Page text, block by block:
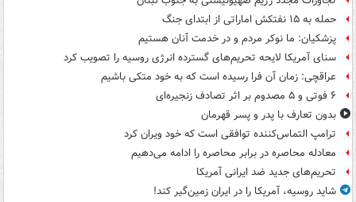
حمله به ۱۵ نفتکش‌ اماراتی از ابتدای جنگ
پزشکیان: ما نوکر مردم و در خدمت آنان هستیم
سنای آمریکا لایحه تحریم‌های گسترده انرژی روسیه را تصویب کرد
عراقچی: زمان آن فرا رسیده است که به خود متکی باشیم
۶ فوتی و ۵ مصدوم بر اثر تصادف زنجیره‌ای
بدون تعارف با پدر و پسر قهرمان
ترامپ التماس‌کننده توافقی است که خود ویران کرد
معادله محاصره در برابر محاصره را ادامه می‌دهیم
تحریم‌های جدید ضد ایرانی آمریکا
شاید روسیه، آمریکا را در ایران زمین‌گیر کند!